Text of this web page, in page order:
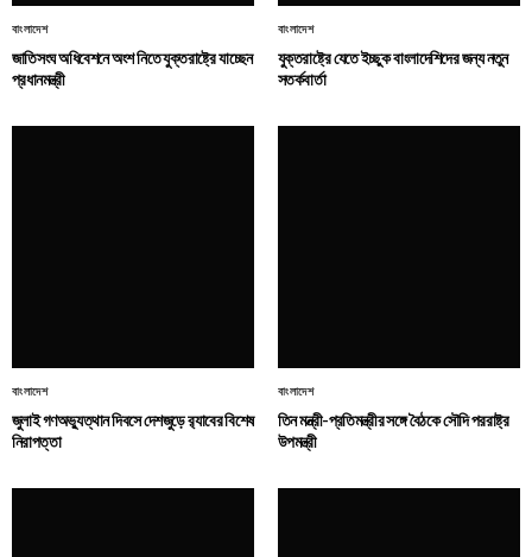
বাংলাদেশ
জাতিসংঘ অধিবেশনে অংশ নিতে যুক্তরাষ্ট্রে যাচ্ছেন
প্রধানমন্ত্রী
বাংলাদেশ
যুক্তরাষ্ট্রে যেতে ইচ্ছুক বাংলাদেশিদের জন্য নতুন
সতর্কবার্তা
বাংলাদেশ
জুলাই গণঅভ্যুত্থান দিবসে দেশজুড়ে র‌্যাবের বিশেষ
নিরাপত্তা
বাংলাদেশ
তিন মন্ত্রী-প্রতিমন্ত্রীর সঙ্গে বৈঠকে সৌদি পররাষ্ট্র
উপমন্ত্রী